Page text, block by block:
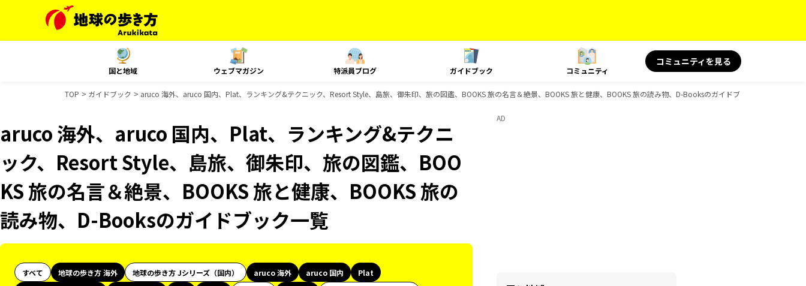
国と地域 ウェブマガジン 特派員ブログ ガイドブック コミュニティ
コミュニティを見る
TOP ガイドブック aruco 海外、aruco 国内、Plat、ランキング&テクニック、Resort Style、島旅、御朱印、旅の図鑑、BOOKS 旅の名言＆絶景、BOOKS 旅と健康、BOOKS 旅の読み物、D-Booksのガイドブック一覧
aruco 海外、aruco 国内、Plat、ランキング&テクニ
ック、Resort Style、島旅、御朱印、旅の図鑑、BOO
KS 旅の名言＆絶景、BOOKS 旅と健康、BOOKS 旅の
読み物、D-Booksのガイドブック一覧
すべて 地球の歩き方 海外 地球の歩き方 Jシリーズ（国内） aruco 海外 aruco 国内
Plat
AD